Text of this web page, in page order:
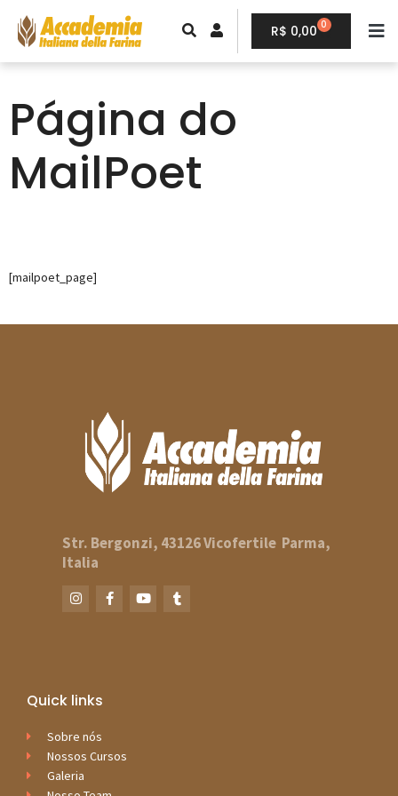
R$ 0,00 0
Página do
MailPoet
[mailpoet_page]
Str. Bergonzi, 43126 Vicofertile Parma,
Italia
Quick links
Sobre nós
Nossos Cursos
Galeria